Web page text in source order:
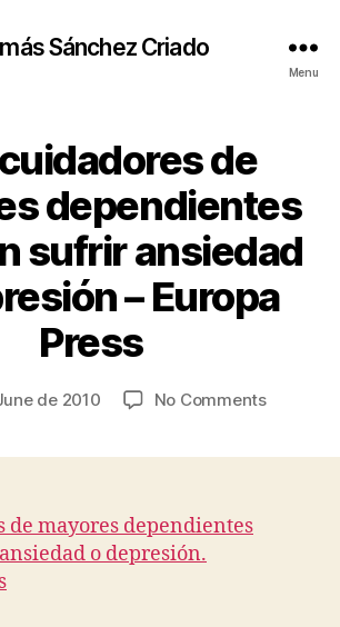
Sánchez Criado
Menu
de
dependientes
sufrir ansiedad
– Europa
Press
Post
author
t
s
c
ri
d
de 2010 No Commentson
de mayores dependientes
o depresión.